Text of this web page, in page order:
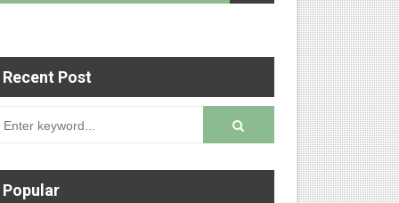
மின்னல் கல்விச் செய்தி இணையதளத்தில்
Recent Post
Popular